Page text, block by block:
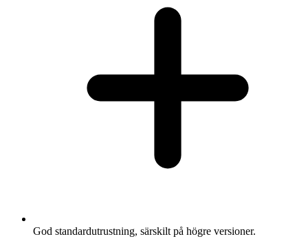
God standardutrustning, särskilt på högre versioner.